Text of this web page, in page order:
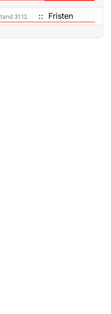
31.12. :: Fristen